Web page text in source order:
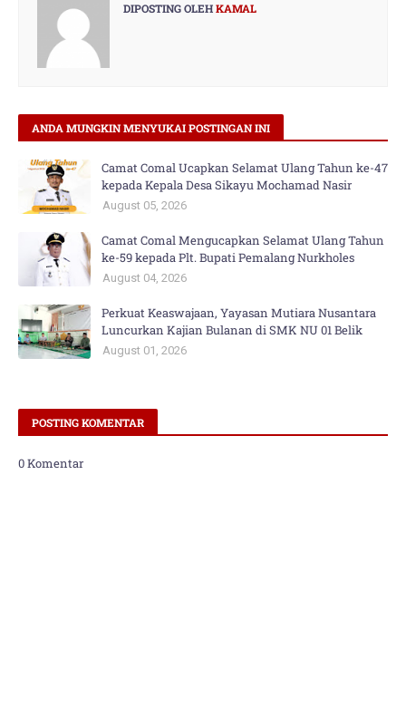
DIPOSTING OLEHKAMAL
ANDA MUNGKIN MENYUKAI POSTINGAN INI
Camat Comal Ucapkan Selamat Ulang Tahun ke-47
kepada Kepala Desa Sikayu Mochamad Nasir
August 05, 2026
Camat Comal Mengucapkan Selamat Ulang Tahun
ke-59 kepada Plt. Bupati Pemalang Nurkholes
August 04, 2026
Perkuat Keaswajaan, Yayasan Mutiara Nusantara
Luncurkan Kajian Bulanan di SMK NU 01 Belik
August 01, 2026
POSTING KOMENTAR
0 Komentar